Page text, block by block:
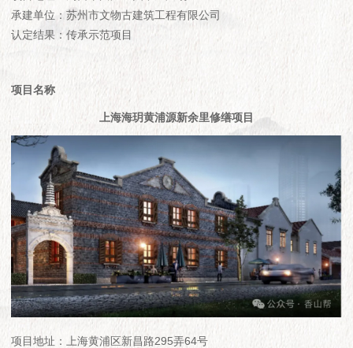
承建单位：苏州市文物古建筑工程有限公司
认定结果：传承示范项目
项目名称
上海海玥黄浦源新余里修缮项目
项目地址：上海黄浦区新昌路295弄64号